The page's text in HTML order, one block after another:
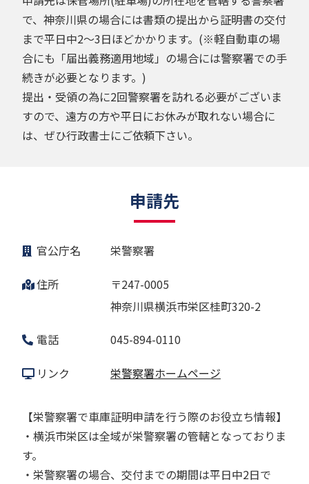
で、神奈川県の場合には書類の提出から証明書の交付
まで平日中2～3日ほどかかります。(※軽自動車の場
合にも「届出義務適用地域」の場合には警察署での手
続きが必要となります。)
提出・受領の為に2回警察署を訪れる必要がございま
すので、遠方の方や平日にお休みが取れない場合に
は、ぜひ行政書士にご依頼下さい。
申請先
官公庁名 栄警察署
住所
〒247-0005
神奈川県横浜市栄区桂町320-2
電話
045-894-0110
リンク 栄警察署ホームページ
【栄警察署で車庫証明申請を行う際のお役立ち情報】
・横浜市栄区は全域が栄警察署の管轄となっておりま
す。
・栄警察署の場合、交付までの期間は平日中2日で